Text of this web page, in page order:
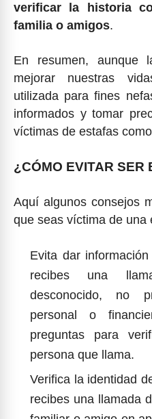
verificar la historia
familia o amigos.
En resumen,
mejorar nuestras
utilizada para fines
informados y tomar
víctimas de estafas
¿CÓMO EVITAR SER
Aquí algunos consejos
que seas víctima de una
Evita dar
recibes una
desconocido, no
personal o
preguntas para
persona que llama.
Verifica la identidad
recibes una llamada